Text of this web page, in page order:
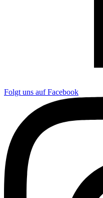
Folgt uns auf Facebook